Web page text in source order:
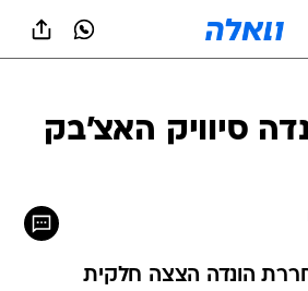
סיוויק האצ'בק
הונדה הצצה חלקית